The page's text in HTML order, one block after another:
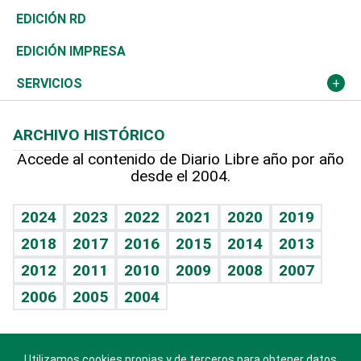
Ocenanía
Caribe
Resto del mundo
Telecom.
Global y variable
Economía personal
Sociales
Novedades
Podcast Arte Libre
Hablando con el pediatra
Vida y familia
Eñe
Celebrando la vida
Sin complejos
En pocas palabras
Tenis
Olimpismo
Más deportes
TBT Deportivo
El Espía
Noticiero Poteleche
Columnistas
Más firmas
Historia
Martes de tecnología
Cambio climático
Revista
Deportes
Opinión
Hecho en casa
Guía del dinero
EDICIÓN RD
EDICIÓN IMPRESA
SERVICIOS
Cumpleaños
Horóscopos
Crucigramas
ARCHIVO HISTÓRICO
Accede al contenido de Diario Libre año por año
desde el 2004.
2024 2023 2022 2021 2020
2019
2018
2017 2016 2015 2014
2013
2012
2011 2010 2009 2008
2007
2006
2005 2004